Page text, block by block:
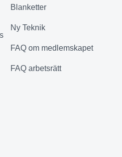
Blanketter
Ny Teknik
FAQ om medlemskapet
FAQ arbetsrätt